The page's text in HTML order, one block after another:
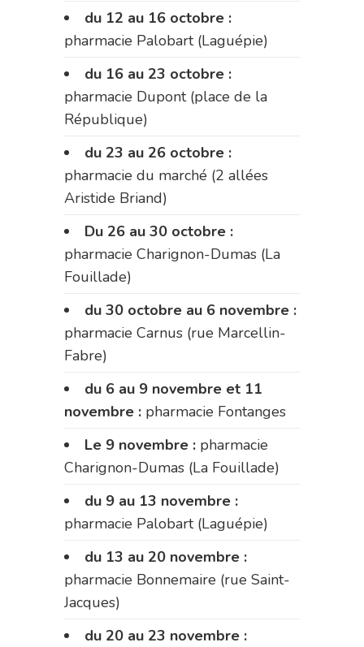
du 12 au 16 octobre :
pharmacie Palobart (Laguépie)
du 16 au 23 octobre :
pharmacie Dupont (place de la
République)
du 23 au 26 octobre :
pharmacie du marché (2 allées
Aristide Briand)
Du 26 au 30 octobre :
pharmacie Charignon-Dumas (La
Fouillade)
du 30 octobre au 6 novembre :
pharmacie Carnus (rue Marcellin-
Fabre)
du 6 au 9 novembre et 11
novembre : pharmacie Fontanges
Le 9 novembre : pharmacie
Charignon-Dumas (La Fouillade)
du 9 au 13 novembre :
pharmacie Palobart (Laguépie)
du 13 au 20 novembre :
pharmacie Bonnemaire (rue Saint-
Jacques)
du 20 au 23 novembre :